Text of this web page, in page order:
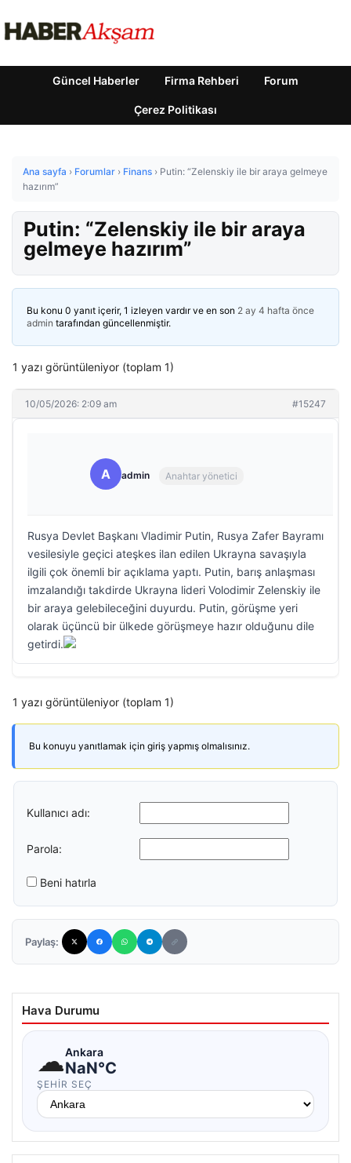
Güncel Haberler Firma Rehberi Forum
Çerez Politikası
Ana sayfa › Forumlar › Finans › Putin: “Zelenskiy ile bir araya gelmeye
hazırım”
Putin: “Zelenskiy ile bir araya
gelmeye hazırım”
Bu konu 0 yanıt içerir, 1 izleyen vardır ve en son 2 ay 4 hafta önce
admin tarafından güncellenmiştir.
1 yazı görüntüleniyor (toplam 1)
10/05/2026: 2:09 am #15247
A admin Anahtar yönetici
Rusya Devlet Başkanı Vladimir Putin, Rusya Zafer Bayramı
vesilesiyle geçici ateşkes ilan edilen Ukrayna savaşıyla
ilgili çok önemli bir açıklama yaptı. Putin, barış anlaşması
imzalandığı takdirde Ukrayna lideri Volodimir Zelenskiy ile
bir araya gelebileceğini duyurdu. Putin, görüşme yeri
olarak üçüncü bir ülkede görüşmeye hazır olduğunu dile
getirdi.
1 yazı görüntüleniyor (toplam 1)
Bu konuyu yanıtlamak için giriş yapmış olmalısınız.
Kullanıcı adı:
Parola:
Beni hatırla
Paylaş:
Hava Durumu
☁Ankara
NaN°C
ŞEHIR SEÇ